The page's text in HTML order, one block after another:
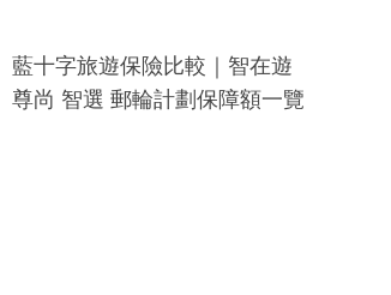
藍十字旅遊保險比較｜智在遊
尊尚 智選 郵輪計劃保障額一覽